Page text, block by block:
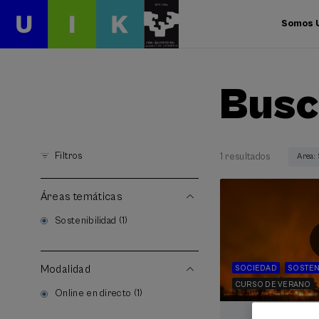
Somos
Filtros
Áreas temáticas
Sostenibilidad (1)
Modalidad
Online en directo (1)
1 resultados Area:
SOCIEDAD
CURSO DE VERANO